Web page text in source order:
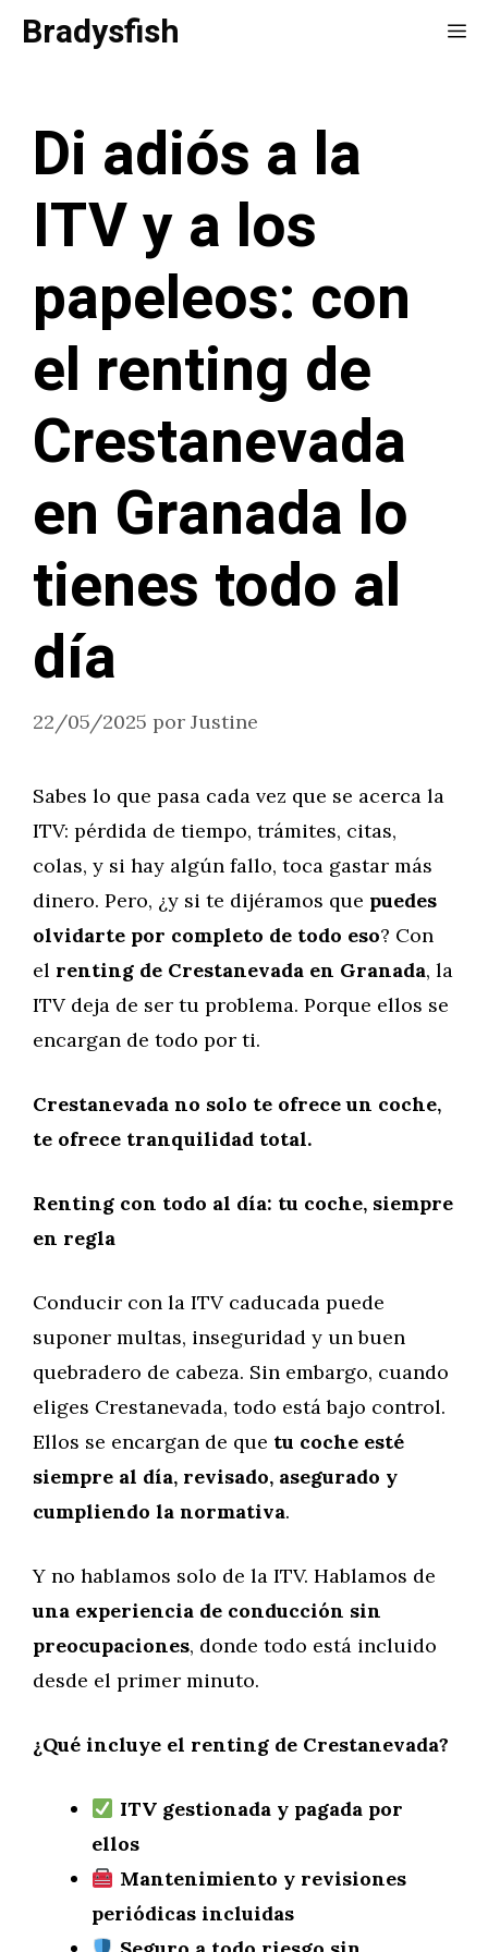
SaltarBradysfish
Di adiós a la
ITV y a los
papeleos: con
el renting de
Crestanevada
en Granada lo
tienes todo al
día
22/05/2025 por Justine
Sabes lo que pasa cada vez que se acerca la
ITV: pérdida de tiempo, trámites, citas,
colas, y si hay algún fallo, toca gastar más
dinero. Pero, ¿y si te dijéramos que puedes
olvidarte por completo de todo eso? Con
el renting de Crestanevada en Granada, la
ITV deja de ser tu problema. Porque ellos se
encargan de todo por ti.
Crestanevada no solo te ofrece un coche,
te ofrece tranquilidad total.
Renting con todo al día: tu coche, siempre
en regla
Conducir con la ITV caducada puede
suponer multas, inseguridad y un buen
quebradero de cabeza. Sin embargo, cuando
eliges Crestanevada, todo está bajo control.
Ellos se encargan de que tu coche esté
siempre al día, revisado, asegurado y
cumpliendo la normativa.
Y no hablamos solo de la ITV. Hablamos de
una experiencia de conducción sin
preocupaciones, donde todo está incluido
desde el primer minuto.
¿Qué incluye el renting de Crestanevada?
ITV gestionada y pagada por
ellos
Mantenimiento y revisiones
periódicas incluidas